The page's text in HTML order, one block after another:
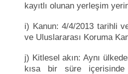
kayıtlı olunan yerleşim
i) Kanun: 4/4/2013 tarihli
ve Uluslararası Koruma
j) Kitlesel akın: Aynı
kısa bir süre